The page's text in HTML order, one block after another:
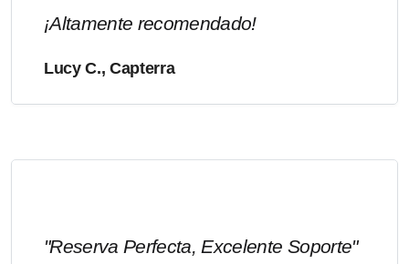
¡Altamente recomendado!
Lucy C., Capterra
"Reserva Perfecta, Excelente Soporte"